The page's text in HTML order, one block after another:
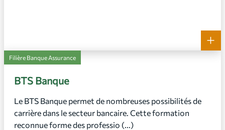
+
Filière Banque Assurance
BTS Banque
Le BTS Banque permet de nombreuses possibilités de
carrière dans le secteur bancaire. Cette formation
reconnue forme des professio (...)